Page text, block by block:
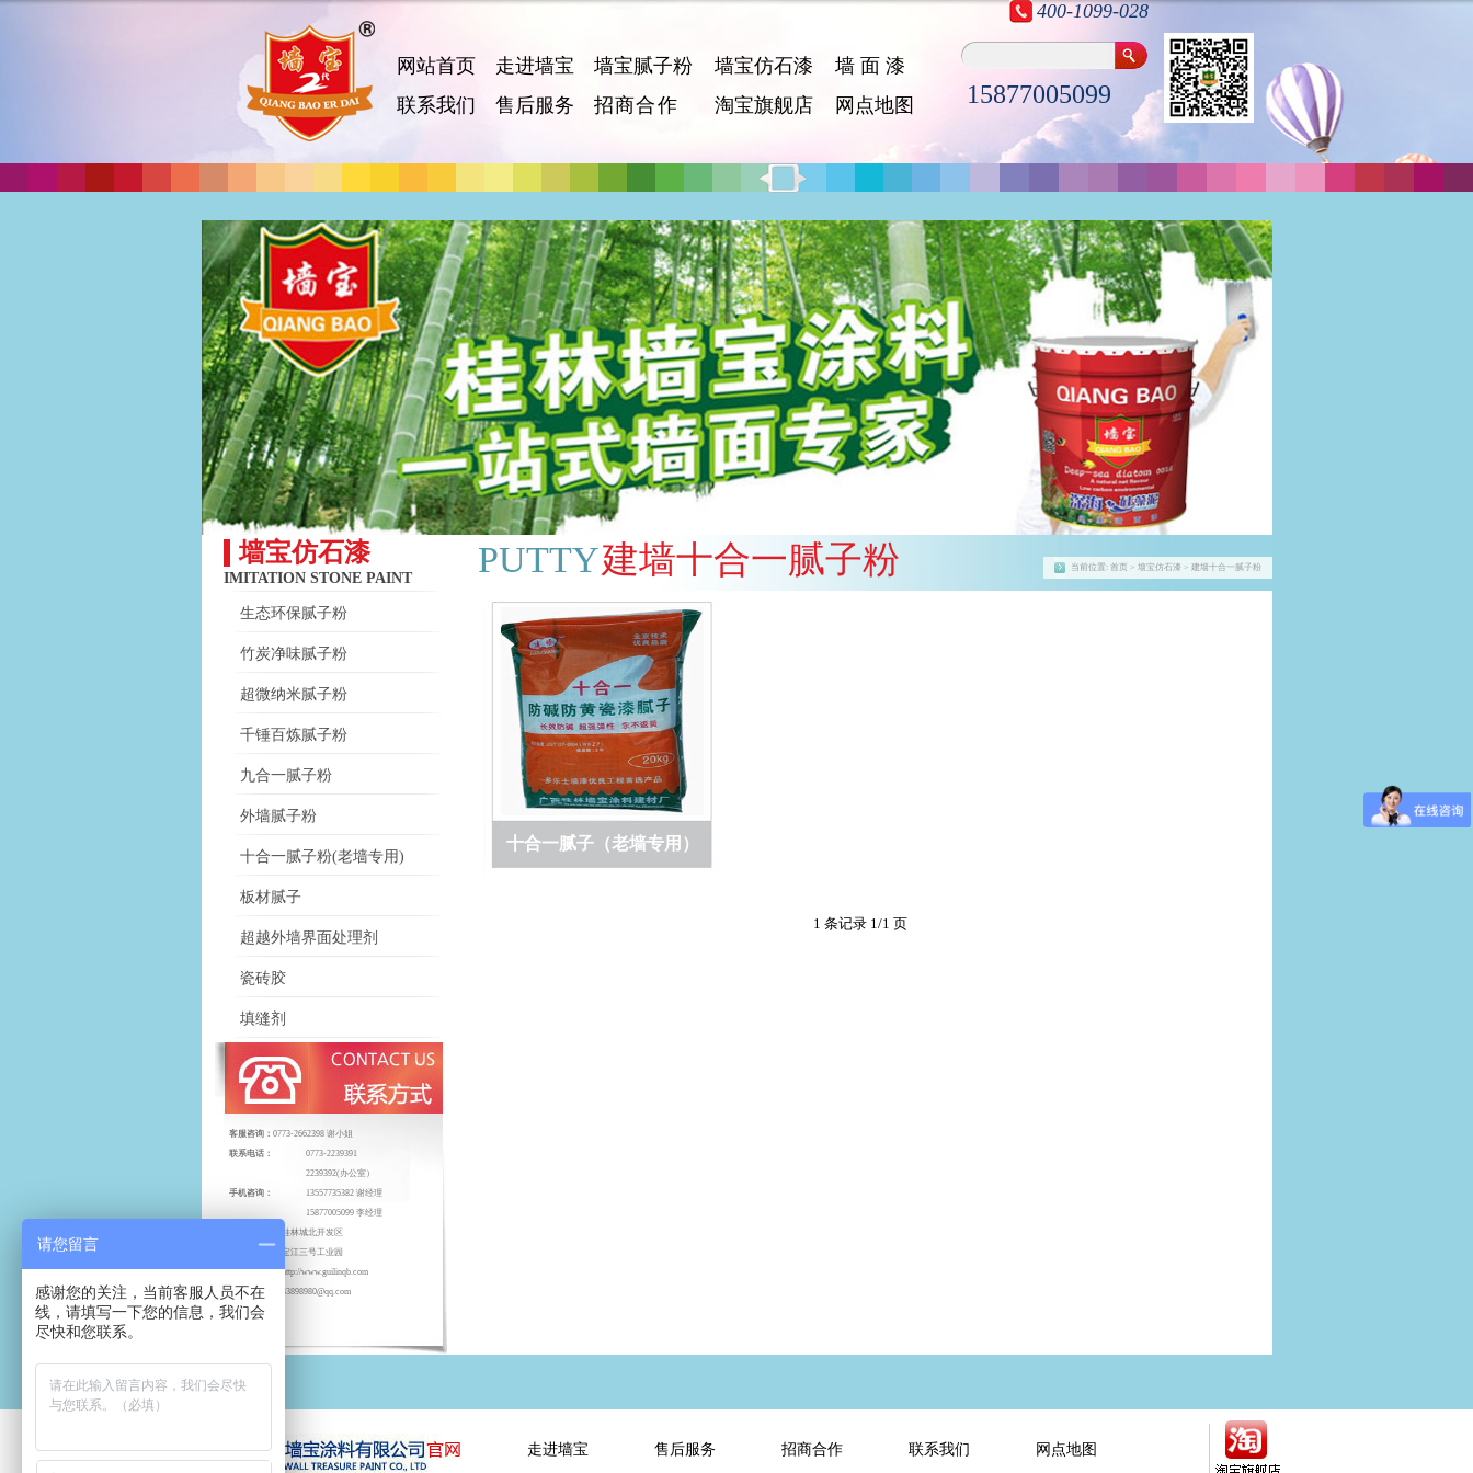
网站首页 走进墙宝 墙宝腻子粉 墙宝仿石漆
墙 面 漆
联系我们
售后服务 招 商 合 作 淘宝旗舰店 网点地图
400-1099-028
15877005099
墙宝仿石漆
IMITATION STONE PAINT
生态环保腻子粉
竹炭净味腻子粉
超微纳米腻子粉
千锤百炼腻子粉
九合一腻子粉
外墙腻子粉
十合一腻子粉(老墙专用)
板材腻子
超越外墙界面处理剂
瓷砖胶
填缝剂
客服咨询： 0773-2662398 谢小姐
联系电话：
0773-2239391
2239392(办公室）
手机咨询：
13557735382 谢经理
15877005099 李经理
桂林城北开发区
定江三号工业园
网址：http://www.guilinqb.com
电子邮箱：
1833898980@qq.com
PUTTY建墙十合一腻子粉 当前位置: 首页> 墙宝仿石漆 > 建墙十合一腻子粉
十合一腻子（老墙专用）
1 条记录 1/1 页
走进墙宝
售后服务
招商合作
联系我们
网点地图
请您留言
感谢您的关注，当前客服人员不在
线，请填写一下您的信息，我们会
尽快和您联系。